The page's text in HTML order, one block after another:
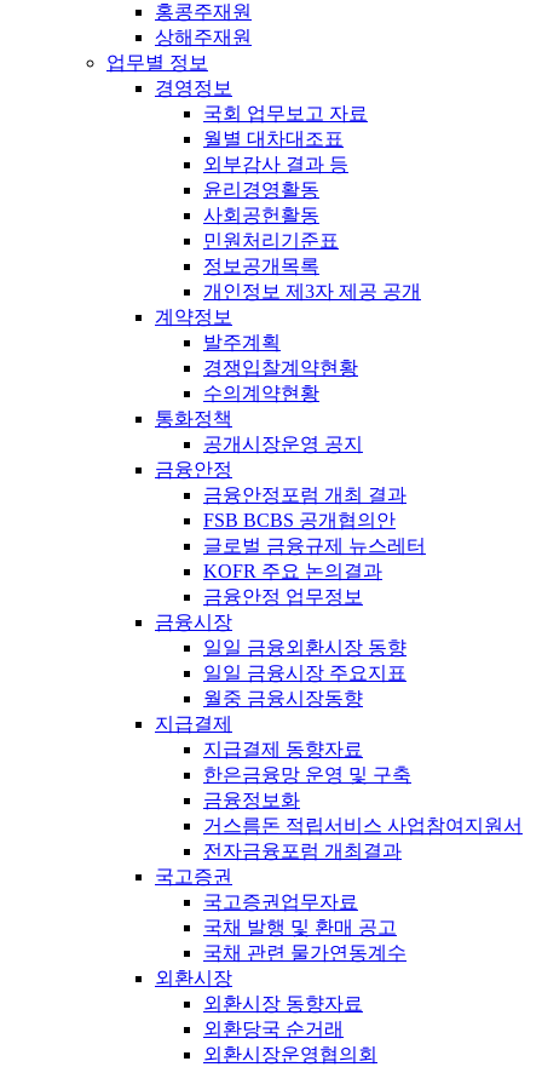
홍콩주재원
상해주재원
업무별 정보
경영정보
국회 업무보고 자료
월별 대차대조표
외부감사 결과 등
윤리경영활동
사회공헌활동
민원처리기준표
정보공개목록
개인정보 제3자 제공 공개
계약정보
발주계획
경쟁입찰계약현황
수의계약현황
통화정책
공개시장운영 공지
금융안정
금융안정포럼 개최 결과
FSB BCBS 공개협의안
글로벌 금융규제 뉴스레터
KOFR 주요 논의결과
금융안정 업무정보
금융시장
일일 금융외환시장 동향
일일 금융시장 주요지표
월중 금융시장동향
지급결제
지급결제 동향자료
한은금융망 운영 및 구축
금융정보화
거스름돈 적립서비스 사업참여지원서
전자금융포럼 개최결과
국고증권
국고증권업무자료
국채 발행 및 환매 공고
국채 관련 물가연동계수
외환시장
외환시장 동향자료
외환당국 순거래
외환시장운영협의회